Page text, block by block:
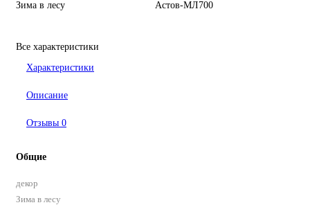
Зима в лесу
Астов-МЛ700
Все характеристики
Характеристики
Описание
Отзывы 0
Общие
декор
Зима в лесу